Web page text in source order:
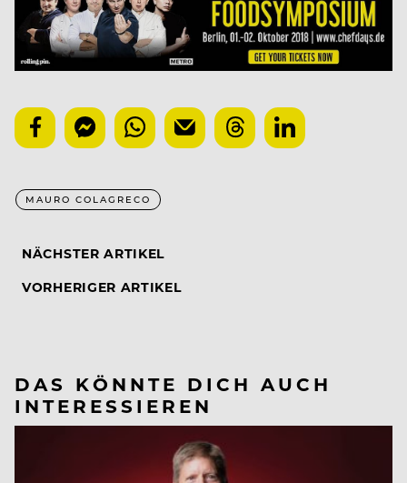
MAURO COLAGRECO
NÄCHSTER ARTIKEL
VORHERIGER ARTIKEL
DAS KÖNNTE DICH AUCH
INTERESSIEREN